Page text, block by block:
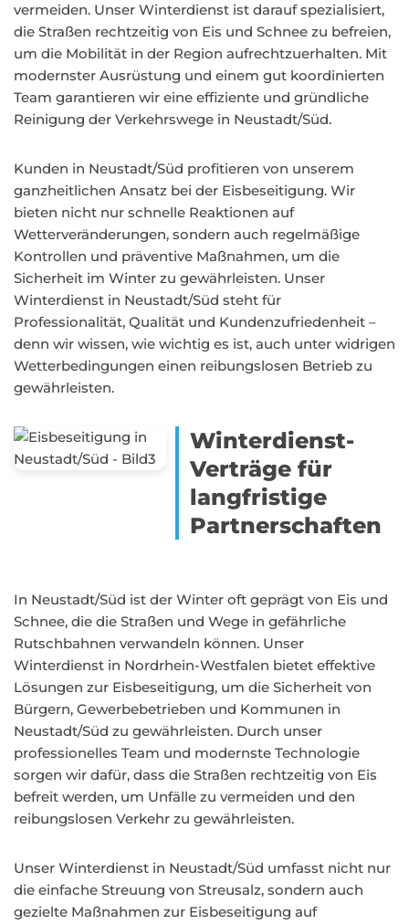
vermeiden. Unser Winterdienst ist darauf spezialisiert,
die Straßen rechtzeitig von Eis und Schnee zu befreien,
um die Mobilität in der Region aufrechtzuerhalten. Mit
modernster Ausrüstung und einem gut koordinierten
Team garantieren wir eine effiziente und gründliche
Reinigung der Verkehrswege in Neustadt/Süd.
Kunden in Neustadt/Süd profitieren von unserem
ganzheitlichen Ansatz bei der Eisbeseitigung. Wir
bieten nicht nur schnelle Reaktionen auf
Wetterveränderungen, sondern auch regelmäßige
Kontrollen und präventive Maßnahmen, um die
Sicherheit im Winter zu gewährleisten. Unser
Winterdienst in Neustadt/Süd steht für
Professionalität, Qualität und Kundenzufriedenheit –
denn wir wissen, wie wichtig es ist, auch unter widrigen
Wetterbedingungen einen reibungslosen Betrieb zu
gewährleisten.
Winterdienst-
Verträge für
langfristige
Partnerschaften
In Neustadt/Süd ist der Winter oft geprägt von Eis und
Schnee, die die Straßen und Wege in gefährliche
Rutschbahnen verwandeln können. Unser
Winterdienst in Nordrhein-Westfalen bietet effektive
Lösungen zur Eisbeseitigung, um die Sicherheit von
Bürgern, Gewerbebetrieben und Kommunen in
Neustadt/Süd zu gewährleisten. Durch unser
professionelles Team und modernste Technologie
sorgen wir dafür, dass die Straßen rechtzeitig von Eis
befreit werden, um Unfälle zu vermeiden und den
reibungslosen Verkehr zu gewährleisten.
Unser Winterdienst in Neustadt/Süd umfasst nicht nur
die einfache Streuung von Streusalz, sondern auch
gezielte Maßnahmen zur Eisbeseitigung auf